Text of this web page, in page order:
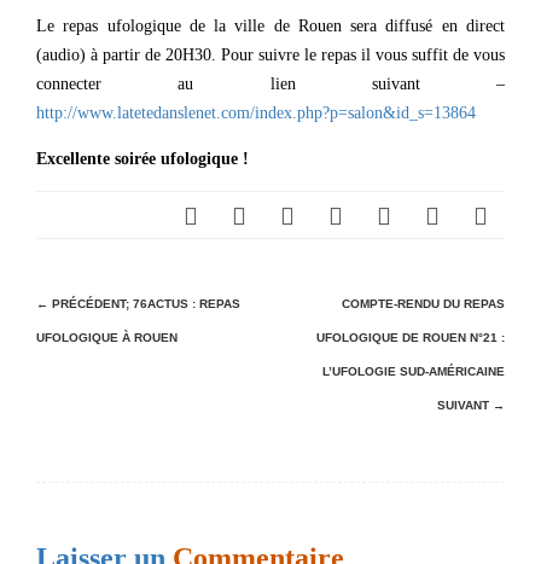
Le repas ufologique de la ville de Rouen sera diffusé en direct
(audio) à partir de 20H30. Pour suivre le repas il vous suffit de vous
connecter au lien suivant –
http://www.latetedanslenet.com/index.php?p=salon&id_s=13864
Excellente soirée ufologique !
N
a
← PRÉCÉDENT; 76ACTUS : REPAS
UFOLOGIQUE À ROUEN
COMPTE-RENDU DU REPAS
UFOLOGIQUE DE ROUEN N°21 :
L’UFOLOGIE SUD-AMÉRICAINE
SUIVANT →